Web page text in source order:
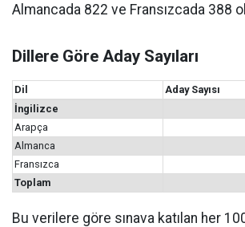
Almancada 822 ve Fransızcada 388
Dillere Göre Aday Sayıları
Dil
Aday Sayısı
İngilizce
Arapça
Almanca
Fransızca
Toplam
Bu verilere göre sınava katılan her